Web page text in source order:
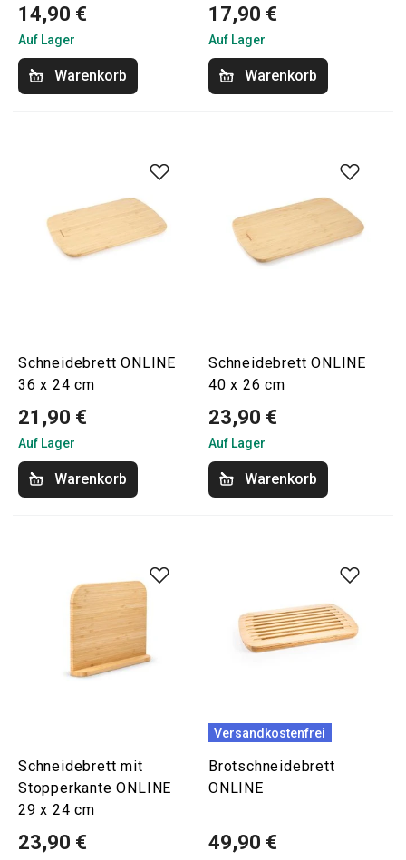
14,90 €
Auf Lager
Warenkorb
17,90 €
Auf Lager
Warenkorb
Schneidebrett ONLINE
36 x 24 cm
21,90 €
Auf Lager
Warenkorb
Schneidebrett ONLINE
40 x 26 cm
23,90 €
Auf Lager
Warenkorb
Schneidebrett mit
Stopperkante ONLINE
29 x 24 cm
23,90 €
Versandkostenfrei
Brotschneidebrett
ONLINE
49,90 €